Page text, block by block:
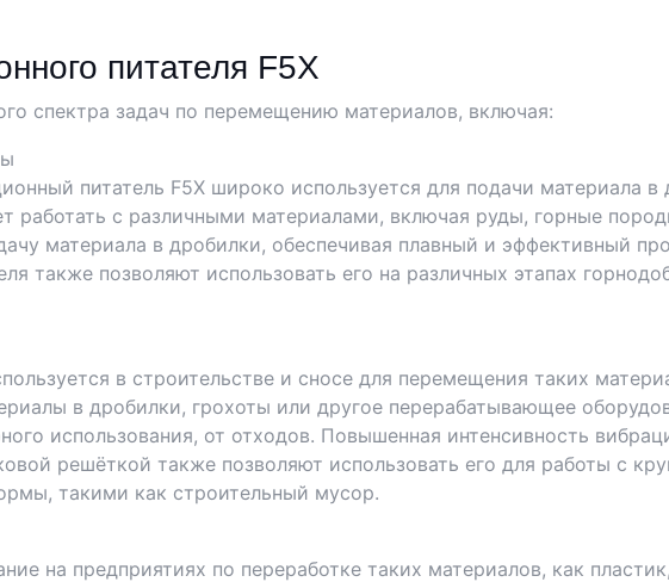
питателя F5X
спектра задач по перемещению материалов, включая:
питатель F5X широко используется для подачи материала в
работать с различными материалами, включая руды, горные
материала в дробилки, обеспечивая плавный и эффективный
также позволяют использовать его на различных этапах
в строительстве и сносе для перемещения таких
в дробилки, грохоты или другое перерабатывающее
использования, от отходов. Повышенная интенсивность
решёткой также позволяют использовать его для работы с
такими как строительный мусор.
на предприятиях по переработке таких материалов, как